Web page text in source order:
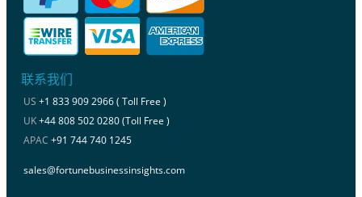
联系我们
US +1 833 909 2966 ( Toll Free )
UK+44 808 502 0280 (Toll Free )
APAC +91 744 740 1245
sales@fortunebusinessinsights.com